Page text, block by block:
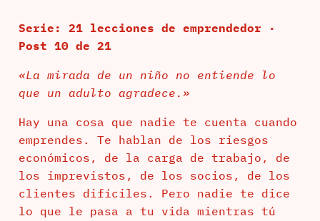
Serie: 21 lecciones de emprendedor ·
Post 10 de 21
«La mirada de un niño no entiende lo
que un adulto agradece.»
Hay una cosa que nadie te cuenta cuando
emprendes. Te hablan de los riesgos
económicos, de la carga de trabajo, de
los imprevistos, de los socios, de los
clientes difíciles. Pero nadie te dice
lo que le pasa a tu vida mientras tú